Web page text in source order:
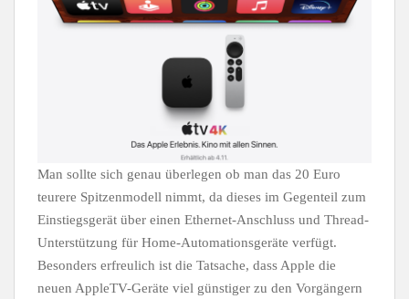
Man sollte sich genau überlegen ob man das 20 Euro
teurere Spitzenmodell nimmt, da dieses im Gegenteil zum
Einstiegsgerät über einen Ethernet-Anschluss und Thread-
Unterstützung für Home-Automationsgeräte verfügt.
Besonders erfreulich ist die Tatsache, dass Apple die
neuen AppleTV-Geräte viel günstiger zu den Vorgängern